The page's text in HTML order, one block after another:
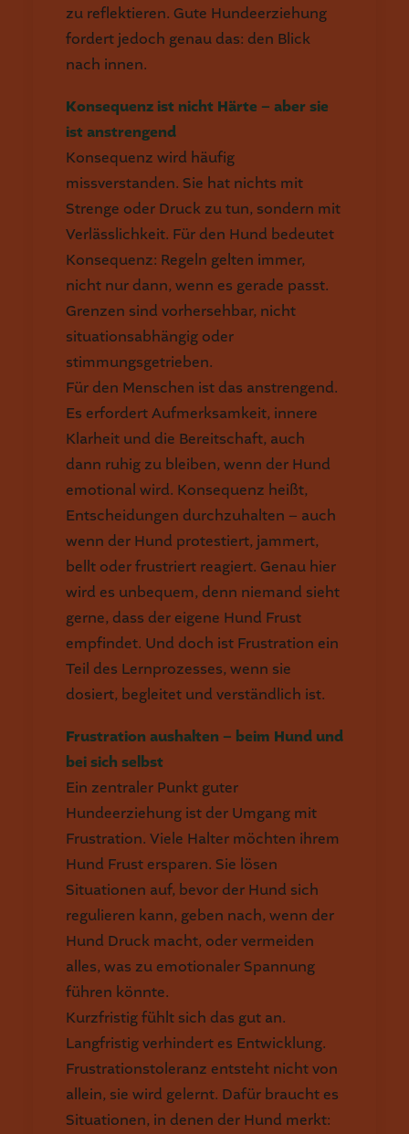
zu reflektieren. Gute Hundeerziehung
fordert jedoch genau das: den Blick
nach innen.
Konsequenz ist nicht Härte – aber sie
ist anstrengend
Konsequenz wird häufig
missverstanden. Sie hat nichts mit
Strenge oder Druck zu tun, sondern mit
Verlässlichkeit. Für den Hund bedeutet
Konsequenz: Regeln gelten immer,
nicht nur dann, wenn es gerade passt.
Grenzen sind vorhersehbar, nicht
situationsabhängig oder
stimmungsgetrieben.
Für den Menschen ist das anstrengend.
Es erfordert Aufmerksamkeit, innere
Klarheit und die Bereitschaft, auch
dann ruhig zu bleiben, wenn der Hund
emotional wird. Konsequenz heißt,
Entscheidungen durchzuhalten – auch
wenn der Hund protestiert, jammert,
bellt oder frustriert reagiert. Genau hier
wird es unbequem, denn niemand sieht
gerne, dass der eigene Hund Frust
empfindet. Und doch ist Frustration ein
Teil des Lernprozesses, wenn sie
dosiert, begleitet und verständlich ist.
Frustration aushalten – beim Hund und
bei sich selbst
Ein zentraler Punkt guter
Hundeerziehung ist der Umgang mit
Frustration. Viele Halter möchten ihrem
Hund Frust ersparen. Sie lösen
Situationen auf, bevor der Hund sich
regulieren kann, geben nach, wenn der
Hund Druck macht, oder vermeiden
alles, was zu emotionaler Spannung
führen könnte.
Kurzfristig fühlt sich das gut an.
Langfristig verhindert es Entwicklung.
Frustrationstoleranz entsteht nicht von
allein, sie wird gelernt. Dafür braucht es
Situationen, in denen der Hund merkt: